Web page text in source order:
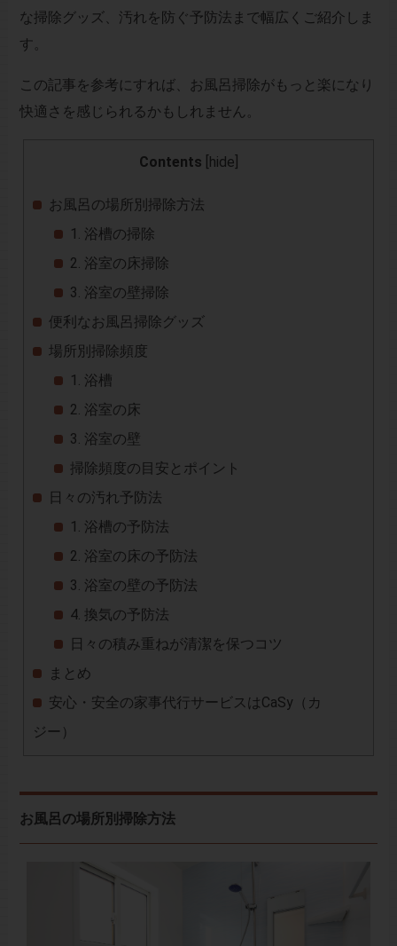
な掃除グッズ、汚れを防ぐ予防法まで幅広くご紹介しま
す。
この記事を参考にすれば、お風呂掃除がもっと楽になり
快適さを感じられるかもしれません。
Contents hide
お風呂の場所別掃除方法
1. 浴槽の掃除
2. 浴室の床掃除
3. 浴室の壁掃除
便利なお風呂掃除グッズ
場所別掃除頻度
1. 浴槽
2. 浴室の床
3. 浴室の壁
掃除頻度の目安とポイント
日々の汚れ予防法
1. 浴槽の予防法
2. 浴室の床の予防法
3. 浴室の壁の予防法
4. 換気の予防法
日々の積み重ねが清潔を保つコツ
まとめ
安心・安全の家事代行サービスはCaSy（カ
ジー）
お風呂の場所別掃除方法